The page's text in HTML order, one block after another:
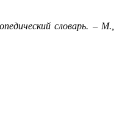
словарь. – М.,